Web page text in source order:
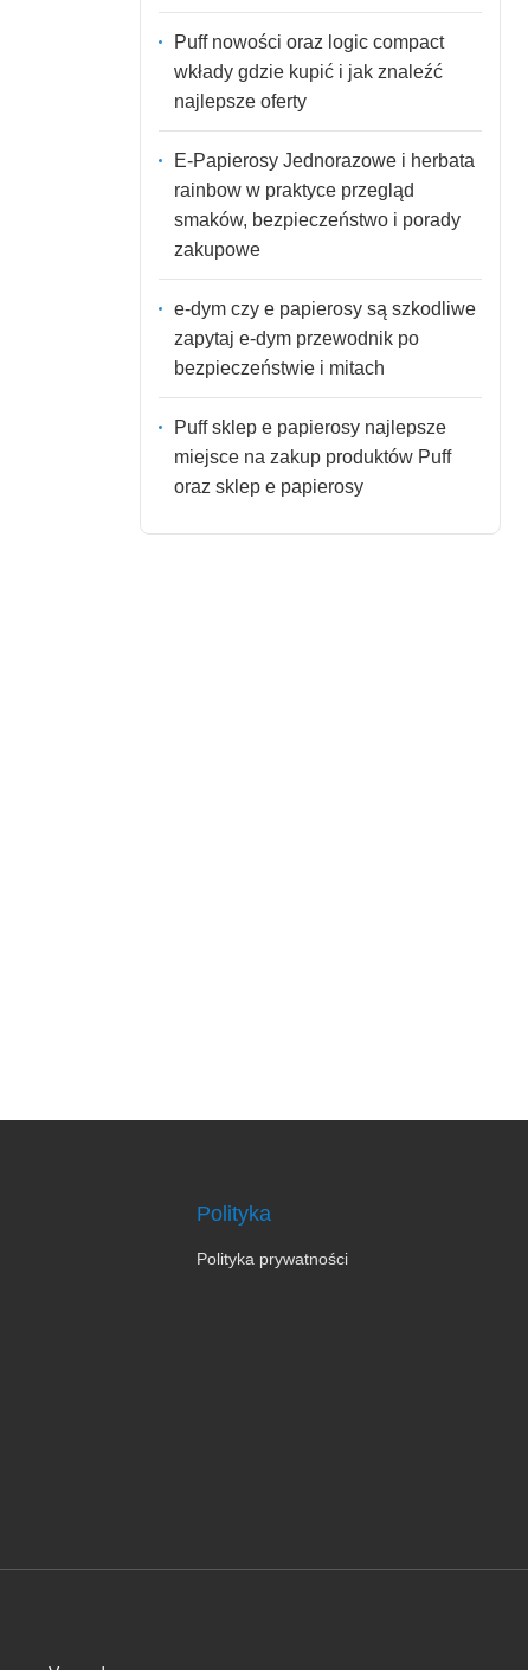
Puff nowości oraz logic compact
wkłady gdzie kupić i jak znaleźć
najlepsze oferty
E-Papierosy Jednorazowe i herbata
rainbow w praktyce przegląd
smaków, bezpieczeństwo i porady
zakupowe
e-dym czy e papierosy są szkodliwe
zapytaj e-dym przewodnik po
bezpieczeństwie i mitach
Puff sklep e papierosy najlepsze
miejsce na zakup produktów Puff
oraz sklep e papierosy
Polityka
Polityka prywatności